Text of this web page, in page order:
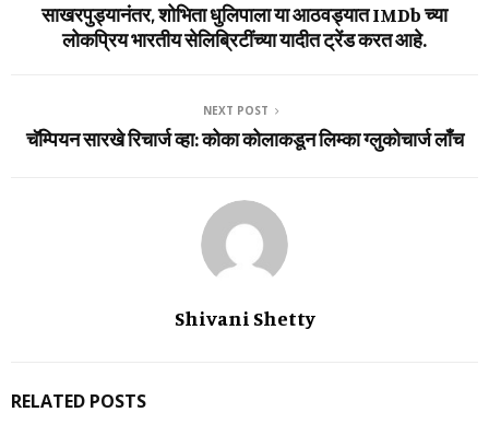
साखरपुड्यानंतर, शोभिता धुलिपाला या आठवड्यात IMDb च्या
लोकप्रिय भारतीय सेलिब्रिटींच्या यादीत ट्रेंड करत आहे.
NEXT POST
चॅम्पियन सारखे रिचार्ज व्‍हा: कोका कोलाकडून लिम्‍का ग्‍लुकोचार्ज लाँच
Shivani Shetty
RELATED POSTS